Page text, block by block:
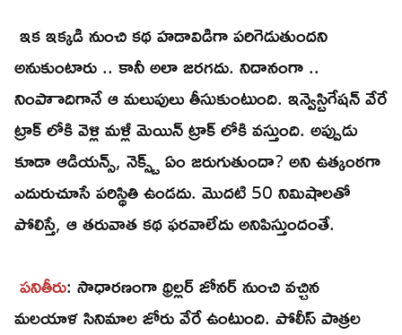
ఇక ఇక్కడి నుంచి కథ హడావిడిగా పరిగెడుతుందని
అనుకుంటారు .. కానీ అలా జరగదు. నిదానంగా ..
నింపాాదిగానే ఆ మలుపులు తీసుకుంటుంది. ఇన్వెస్టిగేషన్ వేరే
ట్రాక్ లోకి వెళ్లి మళ్లీ మెయిన్ ట్రాక్ లోకి వస్తుంది. అప్పుడు
కూడా ఆడియన్స్, నెక్స్ట్ ఏం జరుగుతుందా? అని ఉత్కంఠగా
ఎదురుచూసే పరిస్థితి ఉండదు. మొదటి 50 నిమిషాలతో
పోలిస్తే, ఆ తరువాత కథ ఫరవాలేదు అనిపిస్తుందంతే.
పనితీరు: సాధారణంగా థ్రిల్లర్ జోనర్ నుంచి వచ్చిన
మలయాళ సినిమాల జోరు వేరే ఉంటుంది. పోలీస్ పాత్రల